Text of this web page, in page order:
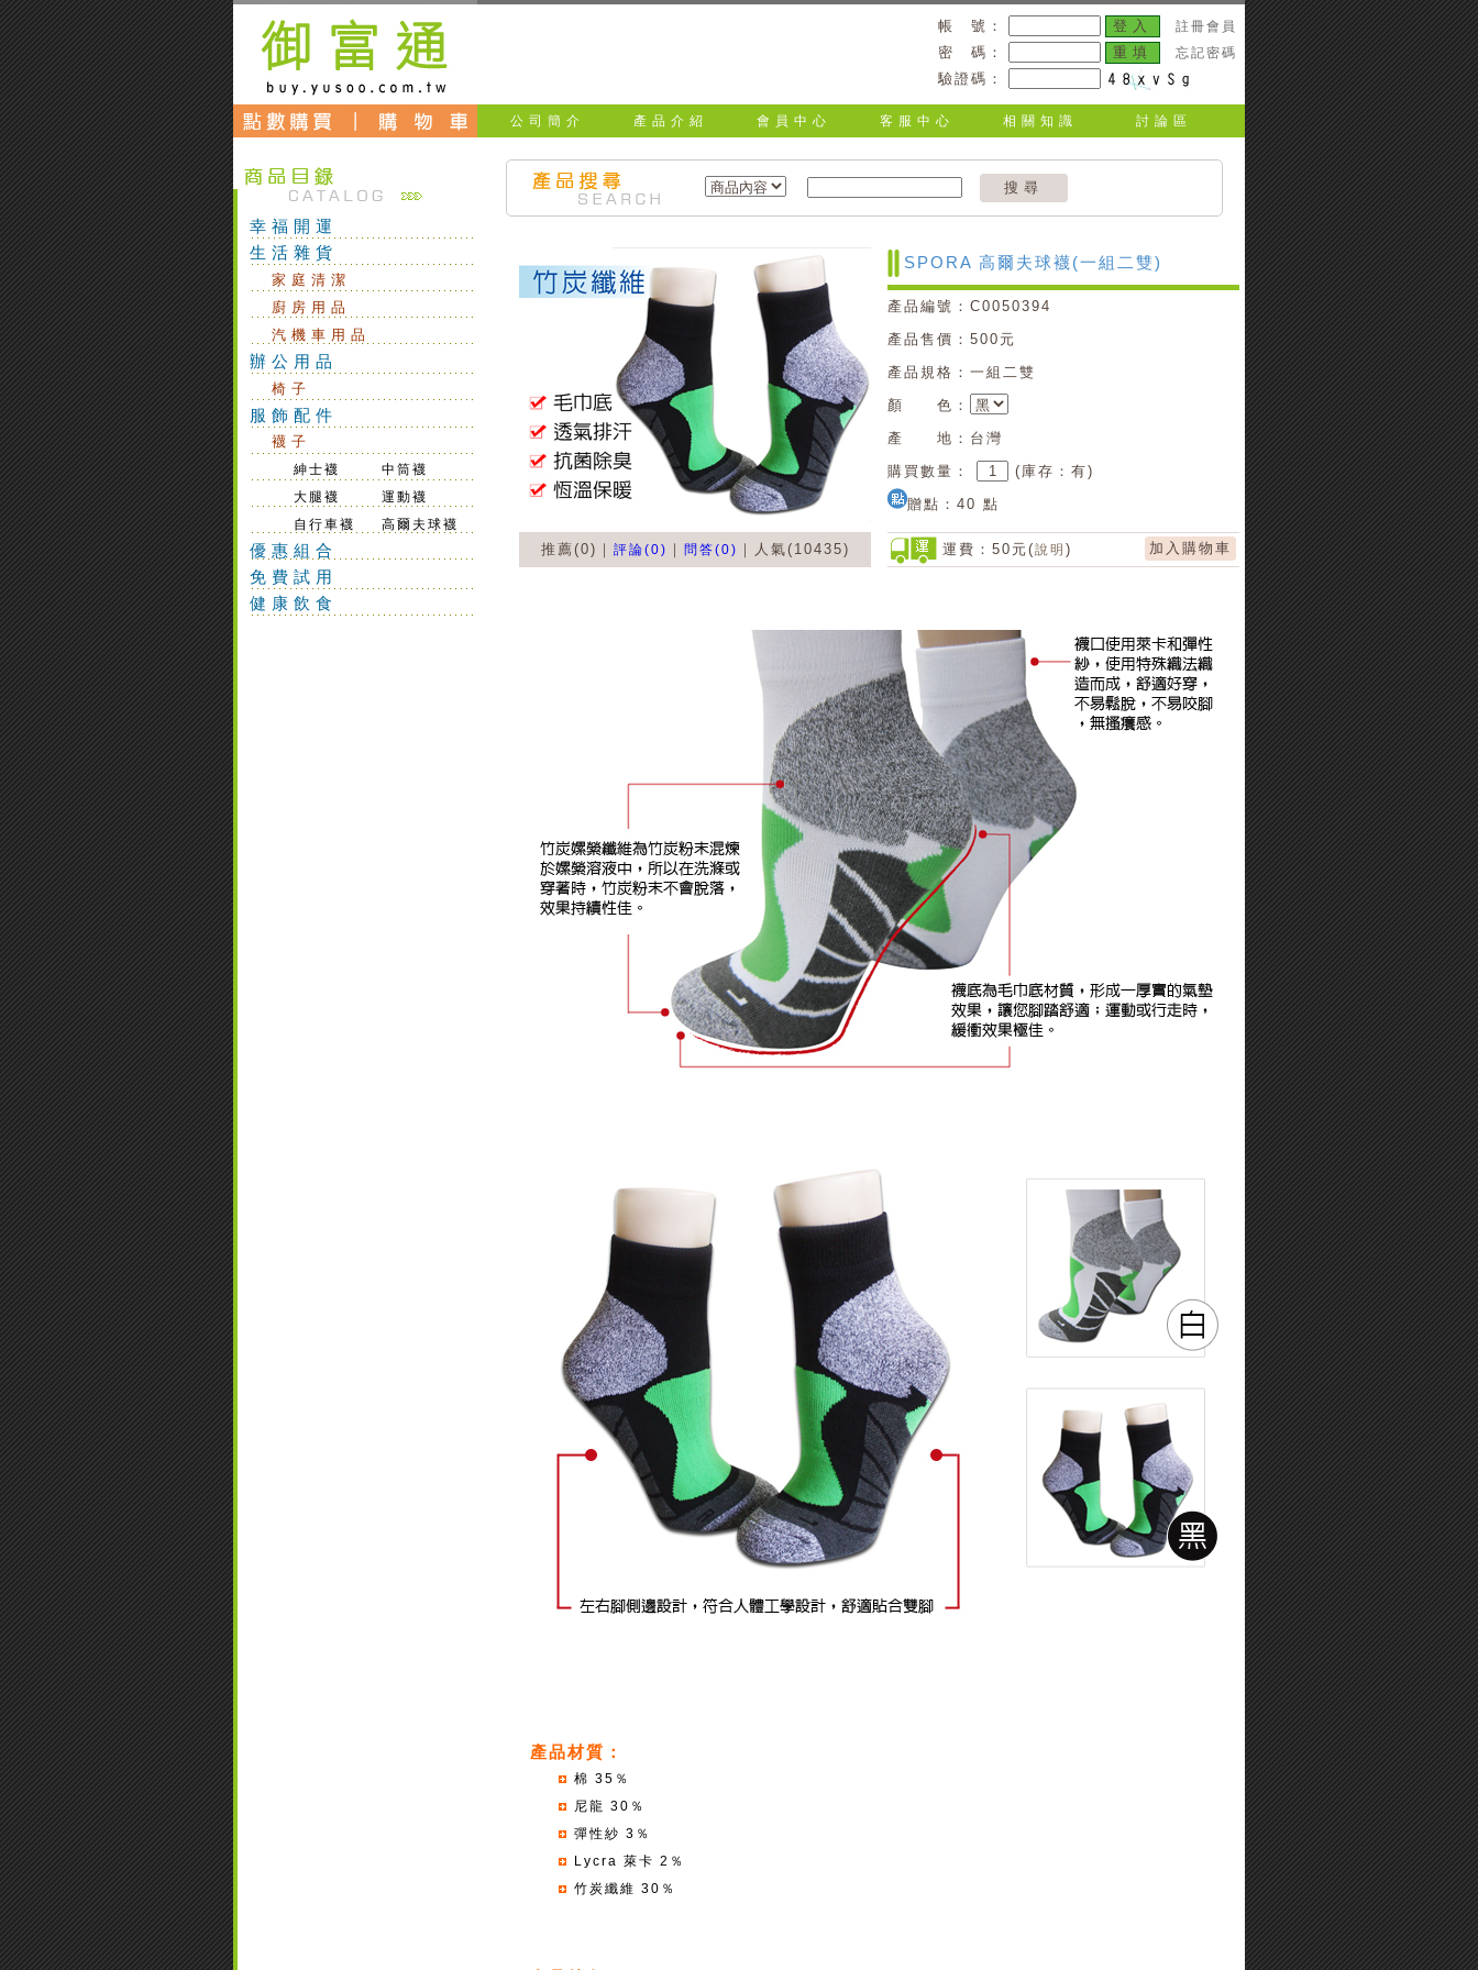
帳 號： 註冊會員
密 碼： 忘記密碼
驗證碼：
公司簡介 產品介紹 會員中心 客服中心 相關知識 討論區
幸福開運
生活雜貨
家庭清潔
廚房用品
汽機車用品
辦公用品
椅子
服飾配件
襪子
紳士襪
中筒襪
大腿襪
運動襪
自行車襪
高爾夫球襪
優惠組合
免費試用
健康飲食
SPORA 高爾夫球襪(一組二雙)
產品編號：C0050394
產品售價：500元
產品規格：一組二雙
顏 色：
產 地：台灣
購買數量：
(庫存：有)
贈點：40 點
運費：50元(說明 )
推薦(0)｜ 評論(0) ｜ 問答(0) ｜人氣(10435)
產品材質：
棉 35％
尼龍 30％
彈性紗 3％
Lycra 萊卡 2％
竹炭纖維 30％